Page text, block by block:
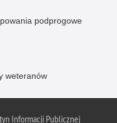
podprogowe
weteranów
Informacji Publicznej